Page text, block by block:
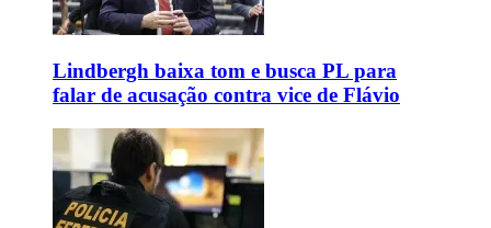
Lindbergh baixa tom e busca PL para
falar de acusação contra vice de Flávio